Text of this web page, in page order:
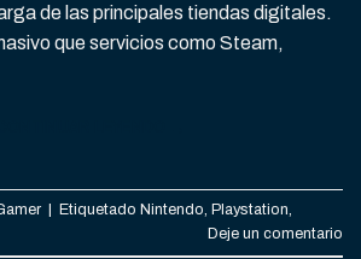
de las principales tiendas digitales.
que servicios como Steam,
Etiquetado Nintendo, Playstation,
Deje un comentario